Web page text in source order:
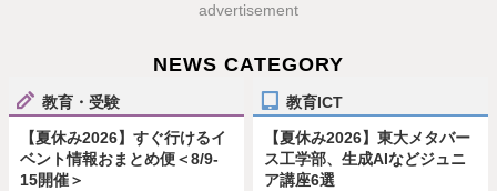
advertisement
NEWS CATEGORY
教育・受験
【夏休み2026】すぐ行けるイ
ベント情報おまとめ便＜8/9-
15開催＞
教育ICT
【夏休み2026】東大メタバー
ス工学部、生成AIなどジュニ
ア講座6選